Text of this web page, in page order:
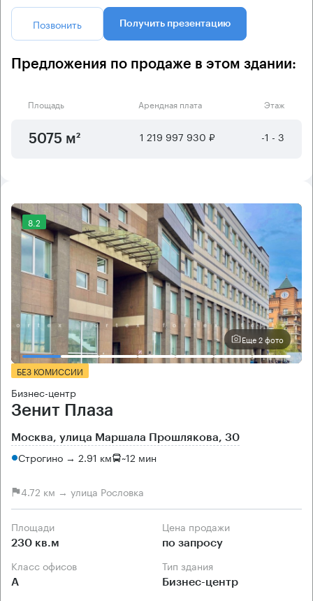
Позвонить Получить презентацию
Предложения по продаже в этом здании:
Площадь Арендная плата Этаж
5075 м² 1 219 997 930 ₽ -1 - 3
8.2
Еще 2 фото
БЕЗ КОМИССИИ
Бизнес-центр
Зенит Плаза
Москва, улица Маршала Прошлякова, 30
Строгино → 2.91 км ~12 мин
4.72 км → улица Рословка
Площади
230 кв.м
Цена продажи
по запросу
Класс офисов
А
Тип здания
Бизнес-центр